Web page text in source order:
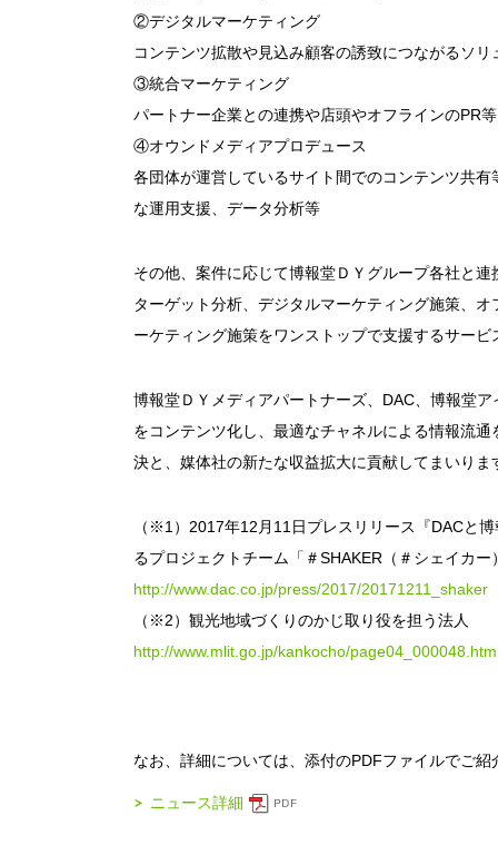
②デジタルマーケティング
コンテンツ拡散や見込み顧客の誘致につながるソ
③統合マーケティング
パートナー企業との連携や店頭やオフラインのPR等
④オウンドメディアプロデュース
各団体が運営しているサイト間でのコンテンツ共
な運用支援、データ分析等
その他、案件に応じて博報堂ＤＹグループ各社と
ターゲット分析、デジタルマーケティング施策、
ーケティング施策をワンストップで支援するサービ
博報堂ＤＹメディアパートナーズ、DAC、博報堂
をコンテンツ化し、最適なチャネルによる情報流
決と、媒体社の新たな収益拡大に貢献してまいりま
（※1）2017年12月11日プレスリリース『DACと
るプロジェクトチーム「＃SHAKER（＃シェイカー
http://www.dac.co.jp/press/2017/20171211_shaker
（※2）観光地域づくりのかじ取り役を担う法人
http://www.mlit.go.jp/kankocho/
なお、詳細については、添付のPDFファイルでご紹
ニュース詳細